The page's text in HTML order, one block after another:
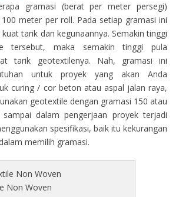
gramasi (berat per meter persegi)
meter per roll. Pada setiap gramasi ini
tarik dan kegunaannya. Semakin tinggi
tersebut, maka semakin tinggi pula
tarik geotextilenya. Nah, gramasi ini
untuk proyek yang akan Anda
curing / cor beton atau aspal jalan raya,
geotextile dengan gramasi 150 atau
sampai dalam pengerjaan proyek terjadi
spesifikasi, baik itu kekurangan
memilih gramasi.
Non Woven